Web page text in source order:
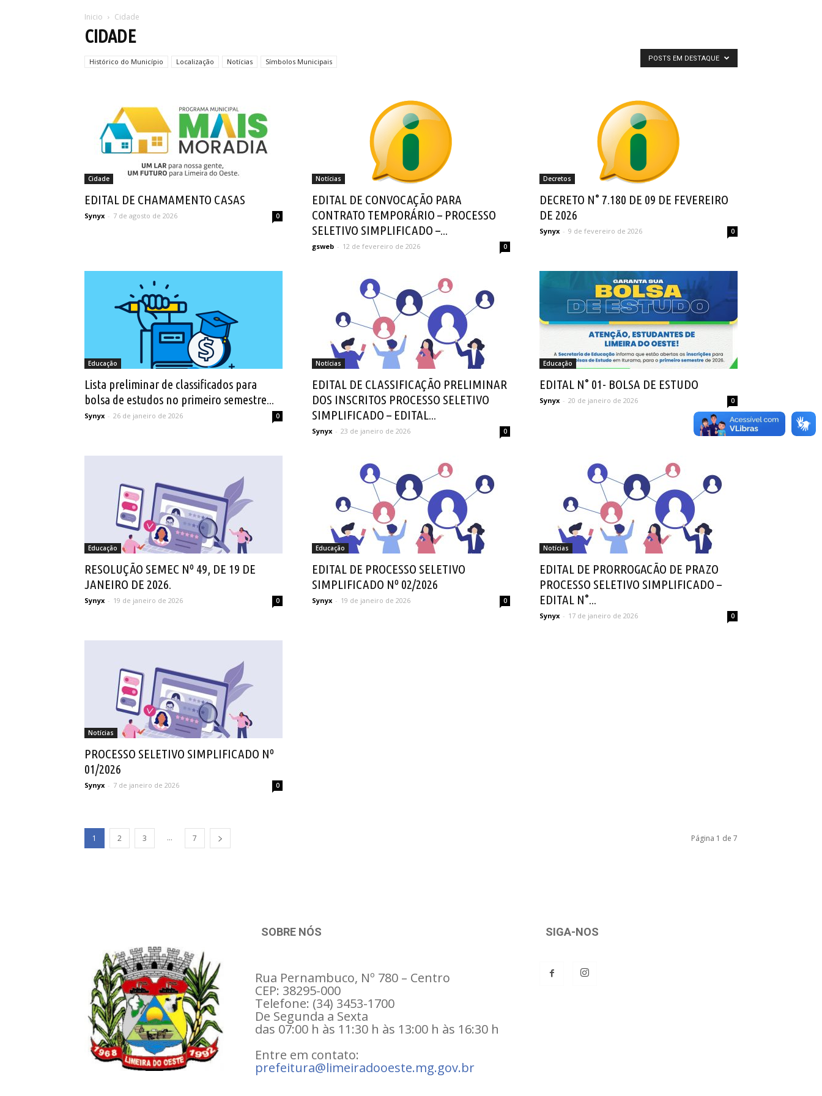
Inicio Cidade
CIDADE
Histórico do Município Localização Notícias Símbolos Municipais POSTS EM DESTAQUE
Cidade
EDITAL DE CHAMAMENTO CASAS
Synyx - 7 de agosto de 2026 0
Notícias
EDITAL DE CONVOCAÇÃO PARA
CONTRATO TEMPORÁRIO – PROCESSO
SELETIVO SIMPLIFICADO –...
gsweb - 12 de fevereiro de 2026 0
Decretos
DECRETO N° 7.180 DE 09 DE FEVEREIRO
DE 2026
Synyx - 9 de fevereiro de 2026 0
Educação
Lista preliminar de classificados para
bolsa de estudos no primeiro semestre...
Synyx - 26 de janeiro de 2026 0
Notícias
EDITAL DE CLASSIFICAÇÃO PRELIMINAR
DOS INSCRITOS PROCESSO SELETIVO
SIMPLIFICADO – EDITAL...
Synyx - 23 de janeiro de 2026 0
Educação
EDITAL N° 01- BOLSA DE ESTUDO
Synyx - 20 de janeiro de 2026 0
Educação
RESOLUÇÃO SEMEC Nº 49, DE 19 DE
JANEIRO DE 2026.
Synyx - 19 de janeiro de 2026 0
Educação
EDITAL DE PROCESSO SELETIVO
SIMPLIFICADO Nº 02/2026
Synyx - 19 de janeiro de 2026 0
Notícias
EDITAL DE PRORROGACÃO DE PRAZO
PROCESSO SELETIVO SIMPLIFICADO –
EDITAL N°...
Synyx - 17 de janeiro de 2026 0
Notícias
PROCESSO SELETIVO SIMPLIFICADO Nº
01/2026
Synyx - 7 de janeiro de 2026 0
1 2 3 ... 7 Página 1 de 7
SOBRE NÓS
Rua Pernambuco, Nº 780 – Centro
CEP: 38295-000
Telefone: (34) 3453-1700
De Segunda a Sexta
das 07:00 h às 11:30 h às 13:00 h às 16:30 h
Entre em contato:
prefeitura@limeiradooeste.mg.gov.br
SIGA-NOS